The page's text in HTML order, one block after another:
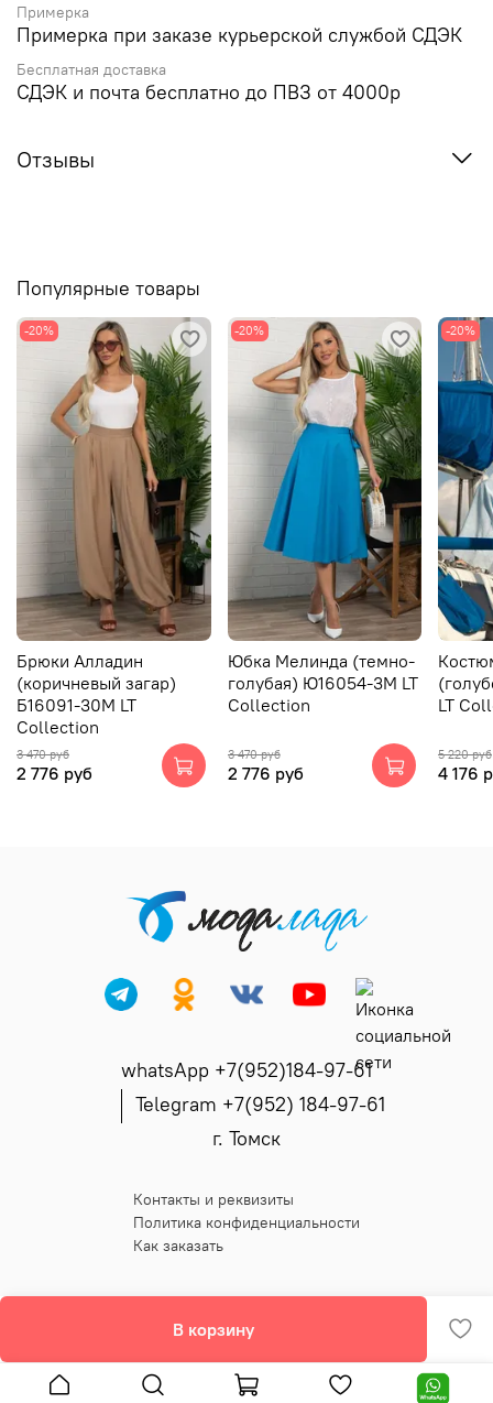
В корзину
Примерка
Примерка при заказе курьерской службой СДЭК
Бесплатная доставка
СДЭК и почта бесплатно до ПВЗ от 4000р
Отзывы
Популярные товары
-20%
Брюки Алладин
(коричневый загар)
Б16091-30М LT
Collection
3 470 руб
2 776 руб
-20%
Юбка Мелинда (темно-
голубая) Ю16054-3М LT
Collection
3 470 руб
2 776 руб
-20%
LT
5 220 руб
4 176
whatsApp +7(952)184-97-61
Telegram +7(952) 184-97-61
г. Томск
Контакты и реквизиты
Политика конфиденциальности
Как заказать